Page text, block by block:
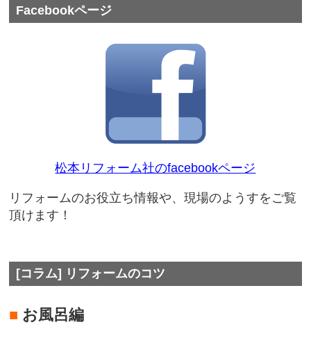
Facebookページ
松本リフォーム社のfacebookページ
リフォームのお役立ち情報や、現場のようすをご覧
頂けます！
[コラム] リフォームのコツ
■ お風呂編